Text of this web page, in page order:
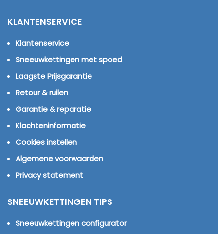
KLANTENSERVICE
Klantenservice
Sneeuwkettingen met spoed
Laagste Prijsgarantie
Retour & ruilen
Garantie & reparatie
Klachteninformatie
Cookies instellen
Algemene voorwaarden
Privacy statement
SNEEUWKETTINGEN TIPS
Sneeuwkettingen configurator